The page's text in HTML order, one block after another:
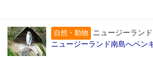
自然・動物
ニュージーランド
ニュージーランド南島へペン